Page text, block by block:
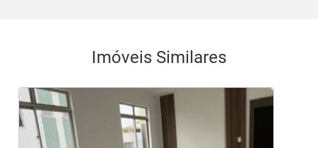
Imóveis Similares